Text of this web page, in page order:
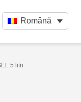
Română
5 litri